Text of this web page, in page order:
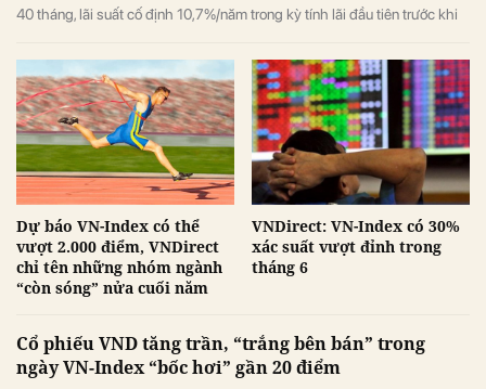
40 tháng, lãi suất cố định 10,7%/năm trong kỳ tính lãi đầu tiên trước khi
Dự báo VN-Index có thể
vượt 2.000 điểm, VNDirect
chỉ tên những nhóm ngành
“còn sóng” nửa cuối năm
VNDirect: VN-Index có 30%
xác suất vượt đỉnh trong
tháng 6
Cổ phiếu VND tăng trần, “trắng bên bán” trong
ngày VN-Index “bốc hơi” gần 20 điểm